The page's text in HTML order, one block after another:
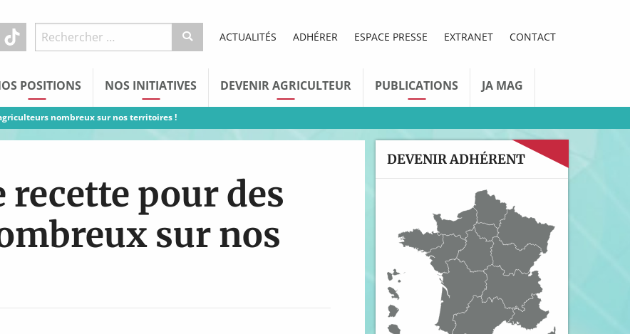
ACTUALITÉS ADHÉRER ESPACE PRESSE EXTRANET CONTACT
POSITIONS NOS INITIATIVES DEVENIR AGRICULTEUR PUBLICATIONS JA MAG
nombreux sur nos territoires !
recette pour des
sur nos
DEVENIR ADHÉRENT